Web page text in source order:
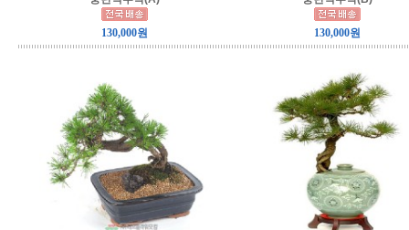
130,000원 130,000원